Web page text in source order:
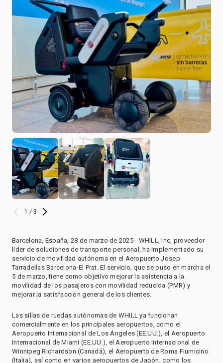
1 / 3
Barcelona, España, 28 de marzo de 2025 - WHILL, Inc, proveedor
líder de soluciones de transporte personal, ha implementado su
servicio de movilidad autónoma en el Aeropuerto Josep
Tarradellas Barcelona-El Prat. El servicio, que se puso en marcha el
5 de marzo, tiene como objetivo mejorar la asistencia a la
movilidad de los pasajeros con movilidad reducida (PMR) y
mejorar la satisfacción general de los clientes.
Las sillas de ruedas autónomas de WHILL ya funcionan
comercialmente en los principales aeropuertos, como el
Aeropuerto Internacional de Los Ángeles (EE.UU.), el Aeropuerto
Internacional de Miami (EE.UU.), el Aeropuerto Internacional de
Winnipeg Richardson (Canadá), el Aeropuerto de Roma Fiumicino
(Italia), así como en varios aeropuertos de Japón, como los